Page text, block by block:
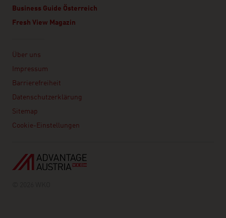
Business Guide Österreich
Fresh View Magazin
Über uns
Impressum
Barrierefreiheit
Datenschutzerklärung
Sitemap
Cookie-Einstellungen